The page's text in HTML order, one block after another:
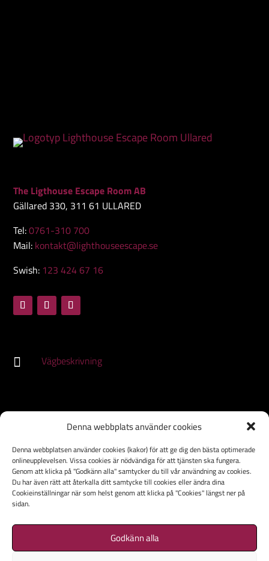
Denna webbplats använder cookies
Denna webbplatsen använder cookies (kakor) för att ge dig den bästa optimerade
onlineupplevelsen. Vissa cookies är nödvändiga för att tjänsten ska fungera.
Genom att klicka på "Godkänn alla" samtycker du till vår användning av cookies.
Du har även rätt att återkalla ditt samtycke till cookies eller ändra dina
Cookieinställningar när som helst genom att klicka på "Cookies" längst ner på
sidan.
Godkänn alla
The Ligthouse Escape Room AB
Gällared 330, 311 61 ULLARED
Tel:0761-310 700
Mail: kontakt@lighthouseescape.se
Swish: 123 424 67 16
 Vägbeskrivning
HEM
FAQ
TEAMBUILDING
FIRANDE
KONTAKT
OM OSS